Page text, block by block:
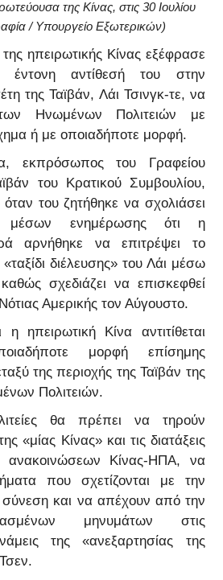
της Κίνας, στις 30 Ιουλίου
/ Υπουργείο Εξωτερικών)
ηπειρωτικής Κίνας εξέφρασε
έντονη αντίθεσή του στην
της Ταϊβάν, Λάι Τσινγκ-τε, να
Ηνωμένων Πολιτειών με
ή με οποιαδήποτε μορφή.
εκπρόσωπος του Γραφείου
του Κρατικού Συμβουλίου,
του ζητήθηκε να σχολιάσει
μέσων ενημέρωσης ότι η
αρνήθηκε να επιτρέψει το
διέλευσης» του Λάι μέσω
σχεδιάζει να επισκεφθεί
Αμερικής τον Αύγουστο.
ηπειρωτική Κίνα αντιτίθεται
μορφή επίσημης
της περιοχής της Ταϊβάν της
Πολιτειών.
θα πρέπει να τηρούν
«μίας Κίνας» και τις διατάξεις
ανακοινώσεων Κίνας-ΗΠΑ, να
που σχετίζονται με την
και να απέχουν από την
μηνυμάτων στις
της «ανεξαρτησίας της